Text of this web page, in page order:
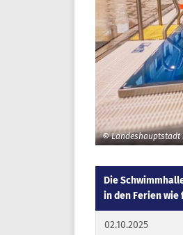
© Landeshauptstadt
Die
in den Ferien
02.10.2025